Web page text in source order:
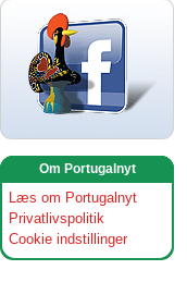
Om Portugalnyt
Læs om Portugalnyt
Privatlivspolitik
Cookie indstillinger